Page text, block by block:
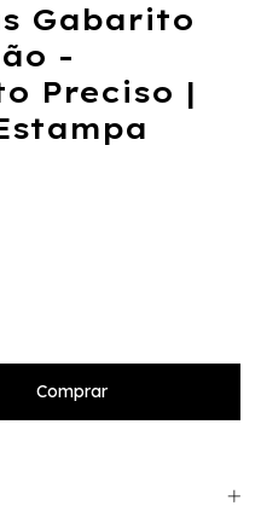
Gabarito
-
Preciso |